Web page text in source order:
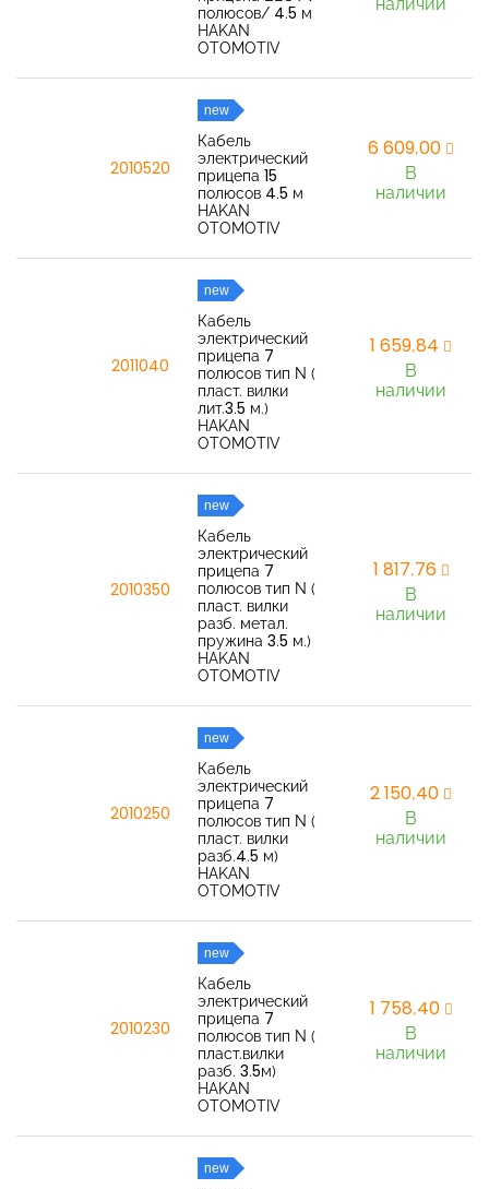
полюсов/ 4.5 м
HAKAN
OTOMOTIV
2010520
new
Кабель
электрический
прицепа 15
полюсов 4.5 м
HAKAN
OTOMOTIV
6 609,00
В
наличии
2011040
new
Кабель
электрический
прицепа 7
полюсов тип N (
пласт. вилки
лит.3.5 м.)
HAKAN
OTOMOTIV
1 659,84
В
наличии
2010350
new
Кабель
электрический
прицепа 7
полюсов тип N (
пласт. вилки
разб. метал.
пружина 3.5 м.)
HAKAN
OTOMOTIV
1 817,76
В
наличии
2010250
new
Кабель
электрический
прицепа 7
полюсов тип N (
пласт. вилки
разб.4.5 м)
HAKAN
OTOMOTIV
2 150,40
В
наличии
2010230
new
Кабель
электрический
прицепа 7
полюсов тип N (
пласт.вилки
разб. 3.5м)
HAKAN
OTOMOTIV
1 758,40
В
наличии
new